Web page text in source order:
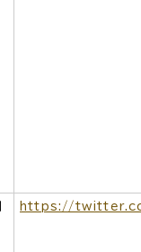
https://